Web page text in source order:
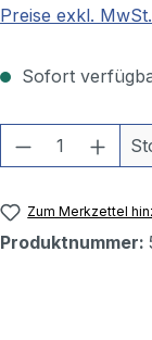
Preise exkl.
Sofort
Produkt
Zum Merkzettel
Produktnummer: